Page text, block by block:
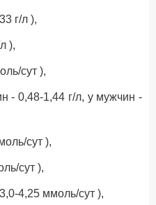
г/л ),
),
сут ),
- 0,48-1,44 г/л, у мужчин -
сут ),
сут ),
4,25 ммоль/сут ),